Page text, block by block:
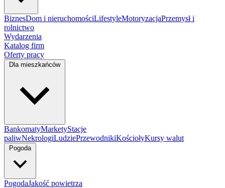
BiznesDom i nieruchomościLifestyleMotoryzacjaPrzemysł i
rolnictwo
Wydarzenia
Katalog firm
Oferty pracy
Dla mieszkańców
BankomatyMarketyStacje
paliwNekrologiLudziePrzewodnikiKościołyKursy walut
Pogoda
PogodaJakość powietrza